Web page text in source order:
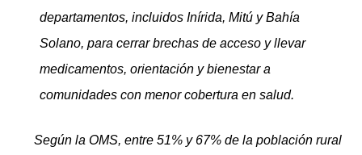
departamentos, incluidos Inírida, Mitú y Bahía
Solano, para cerrar brechas de acceso y llevar
medicamentos, orientación y bienestar a
comunidades con menor cobertura en salud.
Según la OMS, entre 51% y 67% de la población rural